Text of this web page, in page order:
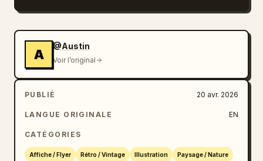
A
@Austin
Voir l’original
PUBLIÉ 20 avr. 2026
LANGUE ORIGINALE EN
CATÉGORIES
Affiche / Flyer Rétro / Vintage Illustration Paysage / Nature